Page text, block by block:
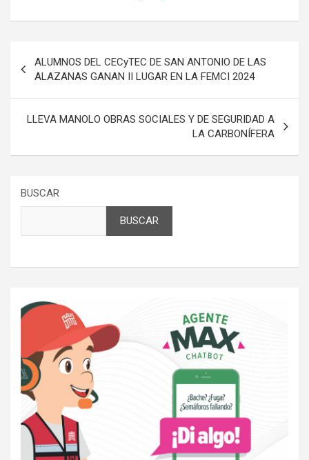
de
entradas
ALUMNOS DEL CECyTEC DE SAN ANTONIO DE LAS
ALAZANAS GANAN II LUGAR EN LA FEMCI 2024
LLEVA MANOLO OBRAS SOCIALES Y DE SEGURIDAD A
LA CARBONÍFERA
BUSCAR
BUSCAR